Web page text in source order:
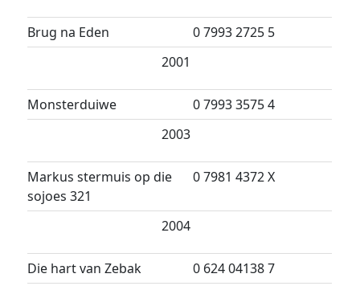
Brug na Eden
0 7993 2725 5
2001
Monsterduiwe
0 7993 3575 4
2003
Markus stermuis op die
sojoes 321
0 7981 4372 X
2004
Die hart van Zebak 0 624 04138 7